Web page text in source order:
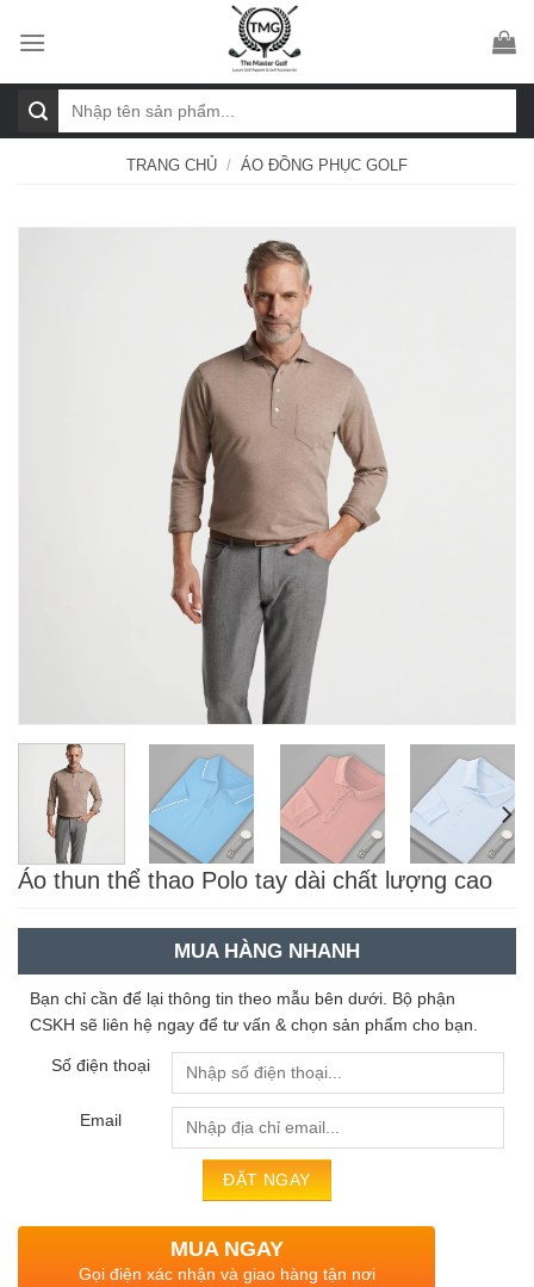
kiếm:
TRANG CHỦ / ÁO ĐỒNG PHỤC GOLF
Áo thun thể thao Polo tay dài chất lượng cao
MUA HÀNG NHANH
Bạn chỉ cần để lại thông tin theo mẫu bên dưới. Bộ phận
CSKH sẽ liên hệ ngay để tư vấn & chọn sản phẩm cho bạn.
Số điện thoại
Email
MUA NGAY
Gọi điện xác nhận và giao hàng tận nơi